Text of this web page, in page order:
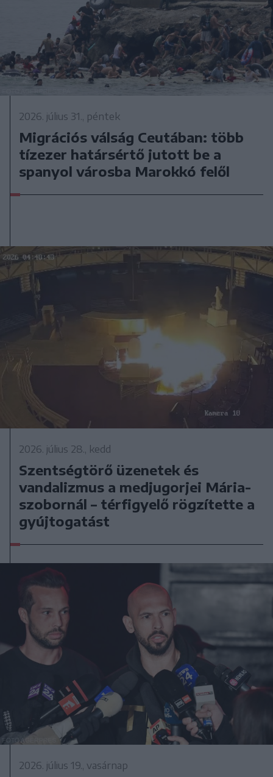
2026. július 31., péntek
Migrációs válság Ceutában: több
tízezer határsértő jutott be a
spanyol városba Marokkó felől
2026. július 28., kedd
Szentségtörő üzenetek és
vandalizmus a medjugorjei Mária-
szobornál – térfigyelő rögzítette a
gyújtogatást
2026. július 19., vasárnap